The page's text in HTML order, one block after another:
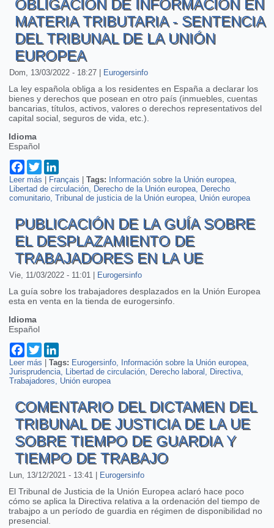
OBLIGACIÓN DE INFORMACIÓN EN
MATERIA TRIBUTARIA - SENTENCIA
DEL TRIBUNAL DE LA UNIÓN
EUROPEA
Dom, 13/03/2022 - 18:27 | Eurogersinfo
La ley española obliga a los residentes en España a declarar los
bienes y derechos que posean en otro país (inmuebles, cuentas
bancarias, títulos, activos, valores o derechos representativos del
capital social, seguros de vida, etc.).
Idioma
Español
Facebook
Twitter
Leer más sobre Obligación de información en materia tributaria -
Sentencia del Tribunal de la Unión Europea
| Français |Tags: Información sobre la Unión europea
Libertad de circulación Derecho de la Unión europea Derecho
comunitario Tribunal de justicia de la Unión europea Unión europea
PUBLICACIÓN DE LA GUÍA SOBRE
EL DESPLAZAMIENTO DE
TRABAJADORES EN LA UE
Vie, 11/03/2022 - 11:01 | Eurogersinfo
La guía sobre los trabajadores desplazados en la Unión Europea
esta en venta en la tienda de eurogersinfo.
Idioma
Español
Facebook
Twitter
Leer más sobre Publicación de la guía sobre el desplazamiento de
trabajadores en la UE
|Tags: Eurogersinfo Información sobre la Unión europea
Jurisprudencia Libertad de circulación Derecho laboral
Directiva
Trabajadores
Unión europea
COMENTARIO DEL DICTAMEN DEL
TRIBUNAL DE JUSTICIA DE LA UE
SOBRE TIEMPO DE GUARDIA Y
TIEMPO DE TRABAJO
Lun, 13/12/2021 - 13:41 | Eurogersinfo
El Tribunal de Justicia de la Unión Europea aclaró hace poco
cómo se aplica la Directiva relativa a la ordenación del tiempo de
trabajpo a un período de guardia en régimen de disponibilidad no
presencial.